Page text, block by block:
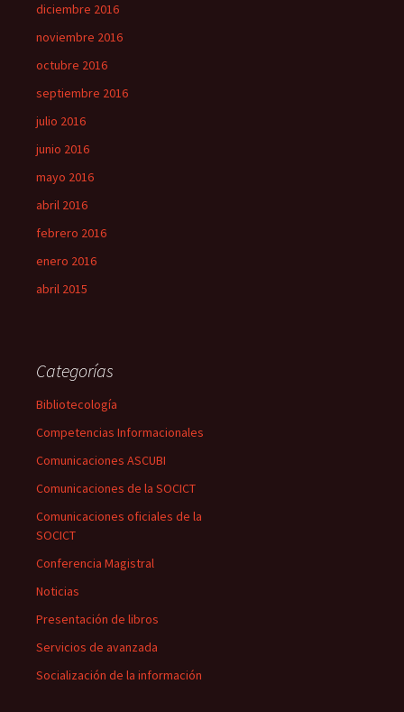
diciembre 2016
noviembre 2016
octubre 2016
septiembre 2016
julio 2016
junio 2016
mayo 2016
abril 2016
febrero 2016
enero 2016
abril 2015
Categorías
Bibliotecología
Competencias Informacionales
Comunicaciones ASCUBI
Comunicaciones de la SOCICT
Comunicaciones oficiales de la
SOCICT
Conferencia Magistral
Noticias
Presentación de libros
Servicios de avanzada
Socialización de la información